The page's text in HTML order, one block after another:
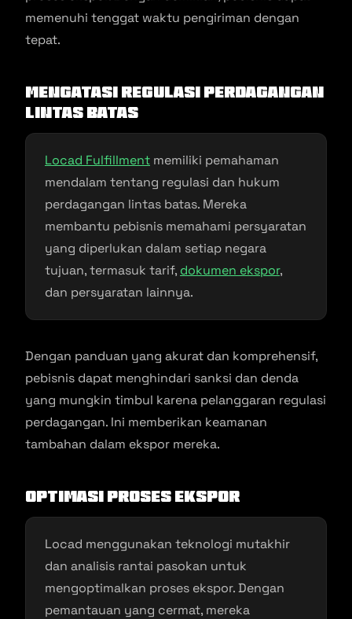
memenuhi tenggat waktu pengiriman dengan
tepat.
Mengatasi Regulasi Perdagangan
Lintas Batas
Locad Fulfillment memiliki pemahaman
mendalam tentang regulasi dan hukum
perdagangan lintas batas. Mereka
membantu pebisnis memahami persyaratan
yang diperlukan dalam setiap negara
tujuan, termasuk tarif, dokumen ekspor,
dan persyaratan lainnya.
Dengan panduan yang akurat dan komprehensif,
pebisnis dapat menghindari sanksi dan denda
yang mungkin timbul karena pelanggaran regulasi
perdagangan. Ini memberikan keamanan
tambahan dalam ekspor mereka.
Optimasi Proses Ekspor
Locad menggunakan teknologi mutakhir
dan analisis rantai pasokan untuk
mengoptimalkan proses ekspor. Dengan
pemantauan yang cermat, mereka